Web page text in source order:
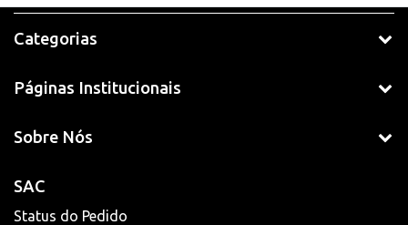
Categorias
Páginas Institucionais
Sobre Nós
SAC
Status do Pedido